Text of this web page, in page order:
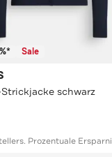
Sale
schwarz
Prozentuale